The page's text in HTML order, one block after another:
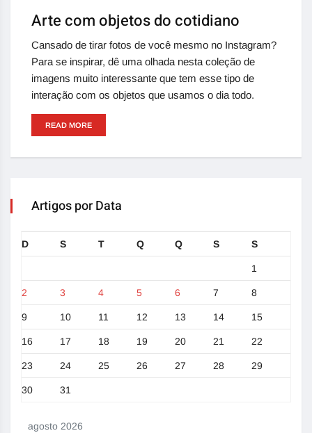
Arte com objetos do cotidiano
Cansado de tirar fotos de você mesmo no Instagram?
Para se inspirar, dê uma olhada nesta coleção de
imagens muito interessante que tem esse tipo de
interação com os objetos que usamos o dia todo.
READ MORE
Artigos por Data
agosto 2026
D S T Q Q S S
1
2 3 4 5 6 7 8
9 10 11 12 13 14 15
16 17 18 19 20 21 22
23 24 25 26 27 28 29
30 31